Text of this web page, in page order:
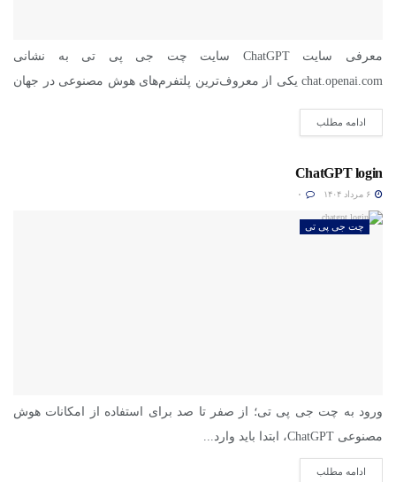
معرفی سایت ChatGPT سایت چت جی پی تی به نشانی
chat.openai.com یکی از معروف‌ترین پلتفرم‌های هوش مصنوعی در جهان
است....
ادامه مطلب
ChatGPT login
چت جی پی تی
ورود به چت جی پی تی؛ از صفر تا صد برای استفاده از امکانات هوش
مصنوعی ChatGPT، ابتدا باید وارد...
ادامه مطلب